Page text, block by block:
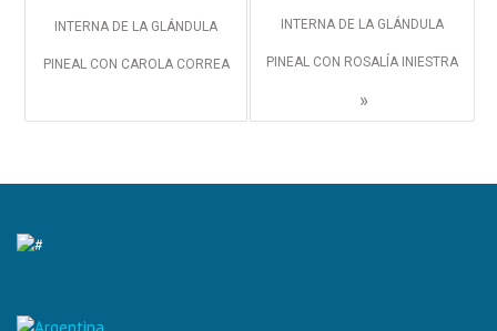
INTERNA DE LA GLÁNDULA
PINEAL CON CAROLA CORREA
INTERNA DE LA GLÁNDULA
PINEAL CON ROSALÍA INIESTRA
»